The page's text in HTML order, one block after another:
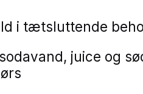
i tætsluttende
juice og